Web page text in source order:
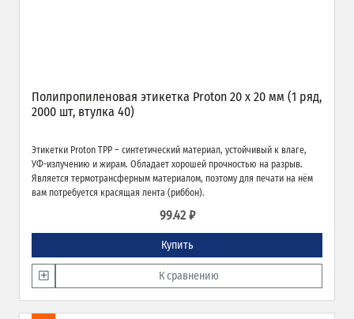
Полипропиленовая этикетка Proton 20 x 20 мм (1 ряд,
2000 шт, втулка 40)
Этикетки Proton TPP – синтетический материал, устойчивый к влаге,
УФ-излучению и жирам. Обладает хорошей прочностью на разрыв.
Является термотрансферным материалом, поэтому для печати на нём
вам потребуется красящая лента (риббон).
99.42 ₽
Купить
К сравнению